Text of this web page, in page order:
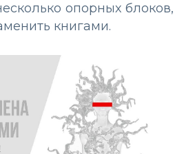
опорных блоков,
книгами.